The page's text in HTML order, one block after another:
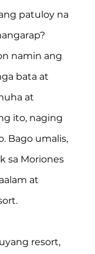
patuloy na
namin ang
bata at
at
ito, naging
Bago umalis,
sa Moriones
at
resort,